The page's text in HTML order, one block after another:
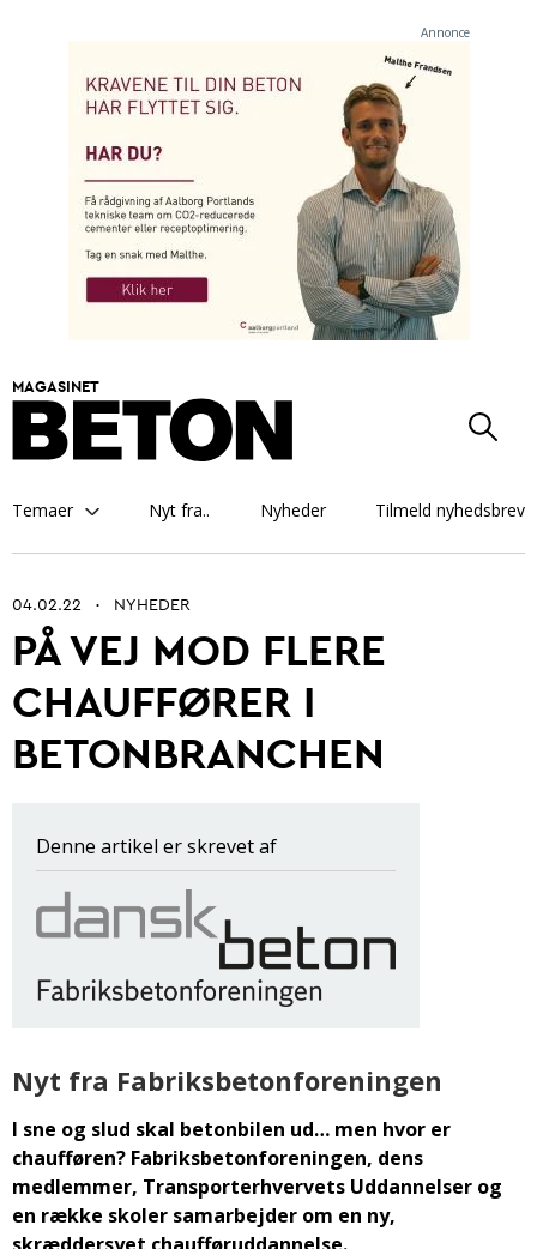
Annonce
MAGASINET
Temaer Nyt fra.. Nyheder Tilmeld nyhedsbrev
Betonarkitektur
Fremtidens betonbranche
Ung i betonbranchen
Kontrol og certificering
Byrum
Digitalisering og automatisering
Anlæg
04.02.22 • NYHEDER
PÅ VEJ MOD FLERE
CHAUFFØRER I
BETONBRANCHEN
Denne artikel er skrevet af
Nyt fra Fabriksbetonforeningen
I sne og slud skal betonbilen ud… men hvor er
chaufføren? Fabriksbetonforeningen, dens
medlemmer, Transporterhvervets Uddannelser og
en række skoler samarbejder om en ny,